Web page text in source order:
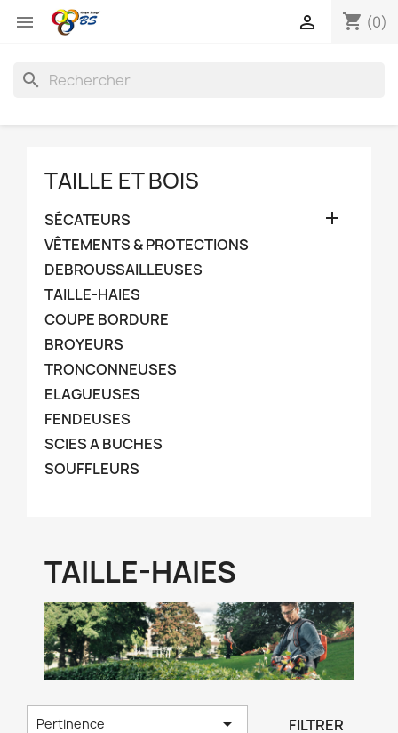
 shopping_cart (0)

search
TAILLE ET BOIS
SÉCATEURS 
VÊTEMENTS & PROTECTIONS
DEBROUSSAILLEUSES
TAILLE-HAIES
COUPE BORDURE
BROYEURS
TRONCONNEUSES
ELAGUEUSES
FENDEUSES
SCIES A BUCHES
SOUFFLEURS
TAILLE-HAIES
Pertinence  FILTRER